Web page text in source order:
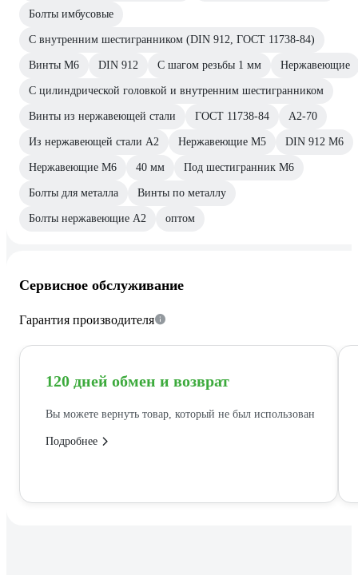
Болты имбусовые
С внутренним шестигранником (DIN 912, ГОСТ 11738-84)
Винты М6 DIN 912 С шагом резьбы 1 мм Нержавеющие
С цилиндрической головкой и внутренним шестигранником
Винты из нержавеющей стали ГОСТ 11738-84 A2-70
Из нержавеющей стали А2 Нержавеющие М5 DIN 912 М6
Нержавеющие М6 40 мм Под шестигранник М6
Болты для металла Винты по металлу
Болты нержавеющие А2 оптом
Сервисное обслуживание
Гарантия производителя
120 дней обмен и возврат
Вы можете вернуть товар, который не был использован
Подробнее